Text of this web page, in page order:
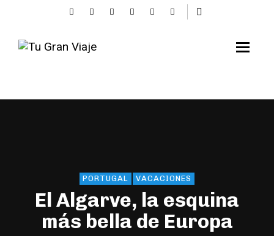
PORTUGAL VACACIONES
El Algarve, la esquina
más bella de Europa